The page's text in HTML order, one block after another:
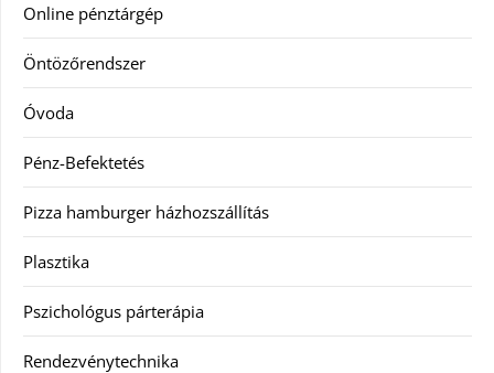
Online pénztárgép
Öntözőrendszer
Óvoda
Pénz-Befektetés
Pizza hamburger házhozszállítás
Plasztika
Pszichológus párterápia
Rendezvénytechnika